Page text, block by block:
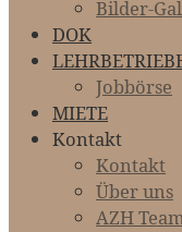
Bilder-
DOK
Jobbörse
MIETE
Kontakt
Kontakt
Über uns
AZH